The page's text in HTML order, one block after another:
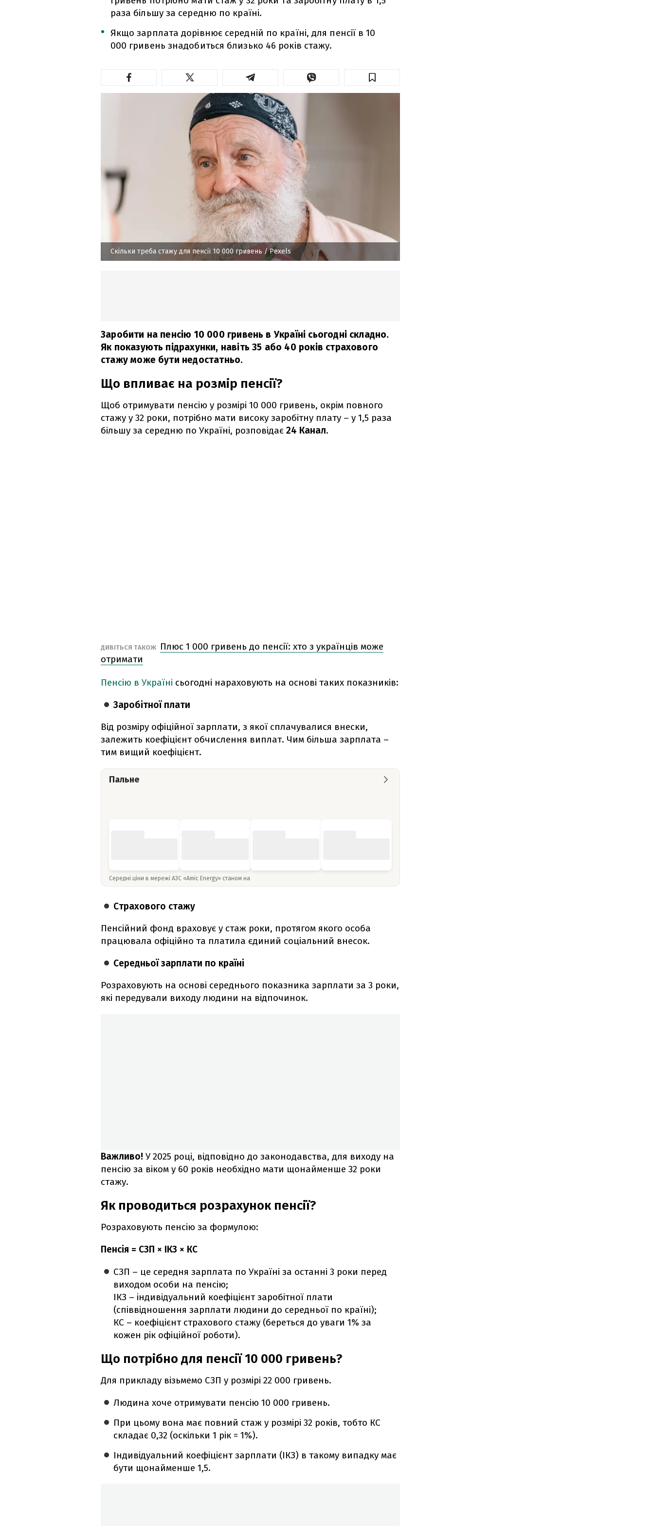
раза більшу за середню по країні.
Якщо зарплата дорівнює середній по країні, для пенсії в 10
000 гривень знадобиться близько 46 років стажу.
Скільки треба стажу для пенсії 10 000 гривень / Рexels
Заробити на пенсію 10 000 гривень в Україні сьогодні складно.
Як показують підрахунки, навіть 35 або 40 років страхового
стажу може бути недостатньо.
Що впливає на розмір пенсії?
Щоб отримувати пенсію у розмірі 10 000 гривень, окрім повного
стажу у 32 роки, потрібно мати високу заробітну плату – у 1,5 раза
більшу за середню по Україні, розповідає 24 Канал.
ДИВІТЬСЯ ТАКОЖ
Плюс 1 000 гривень до пенсії: хто з українців може
отримати
Пенсію в Україні сьогодні нараховують на основі таких показників:
Заробітної плати
Від розміру офіційної зарплати, з якої сплачувалися внески,
залежить коефіцієнт обчислення виплат. Чим більша зарплата –
тим вищий коефіцієнт.
Пальне
Середні ціни в мережі АЗС «Amic Energy» станом на
Страхового стажу
Пенсійний фонд враховує у стаж роки, протягом якого особа
працювала офіційно та платила єдиний соціальний внесок.
Середньої зарплати по країні
Розраховують на основі середнього показника зарплати за 3 роки,
які передували виходу людини на відпочинок.
Важливо! У 2025 році, відповідно до законодавства, для виходу на
пенсію за віком у 60 років необхідно мати щонайменше 32 роки
стажу.
Як проводиться розрахунок пенсії?
Розраховують пенсію за формулою:
Пенсія = СЗП × ІКЗ × КС
СЗП – це середня зарплата по Україні за останні 3 роки перед
виходом особи на пенсію;
ІКЗ – індивідуальний коефіцієнт заробітної плати
(співвідношення зарплати людини до середньої по країні);
КС – коефіцієнт страхового стажу (береться до уваги 1% за
кожен рік офіційної роботи).
Що потрібно для пенсії 10 000 гривень?
Для прикладу візьмемо СЗП у розмірі 22 000 гривень.
Людина хоче отримувати пенсію 10 000 гривень.
При цьому вона має повний стаж у розмірі 32 років, тобто КС
складає 0,32 (оскільки 1 рік = 1%).
Індивідуальний коефіцієнт зарплати (ІКЗ) в такому випадку має
бути щонайменше 1,5.